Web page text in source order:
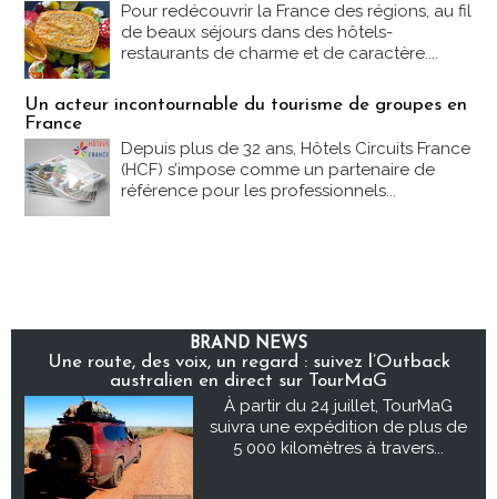
Pour redécouvrir la France des régions, au fil
de beaux séjours dans des hôtels-
restaurants de charme et de caractère....
Un acteur incontournable du tourisme de groupes en
France
Depuis plus de 32 ans, Hôtels Circuits France
(HCF) s’impose comme un partenaire de
référence pour les professionnels...
BRAND NEWS
Une route, des voix, un regard : suivez l’Outback
australien en direct sur TourMaG
À partir du 24 juillet, TourMaG
suivra une expédition de plus de
5 000 kilomètres à travers...